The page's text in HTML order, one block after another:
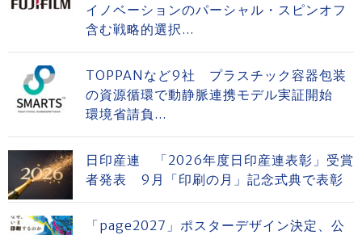
イノベーションのパーシャル・スピンオフ
含む戦略的選択...
TOPPANなど9社 プラスチック容器包装
の資源循環で動静脈連携モデル実証開始
環境省請負...
日印産連 「2026年度日印産連表彰」受賞
者発表 9月「印刷の月」記念式典で表彰
「page2027」ポスターデザイン決定、公